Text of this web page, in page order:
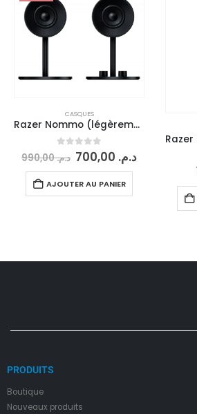
CASQUES
Razer Nommo (légèrement utilisés)
sur 5د.م.990,00 د.م.
AJOUTER AU PANIER
PRODUITS
Boutique
Nouveaux produits